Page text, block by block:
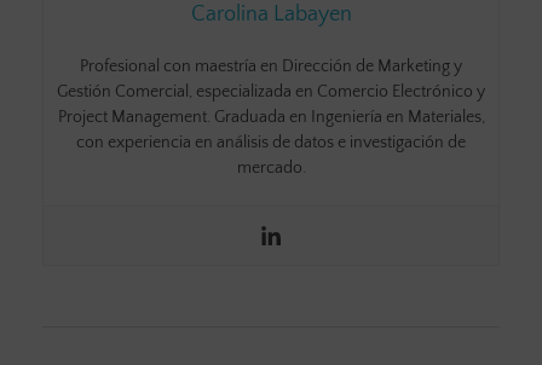
Carolina Labayen
Profesional con maestría en Dirección de Marketing y
Gestión Comercial, especializada en Comercio Electrónico y
Project Management. Graduada en Ingeniería en Materiales,
con experiencia en análisis de datos e investigación de
mercado.